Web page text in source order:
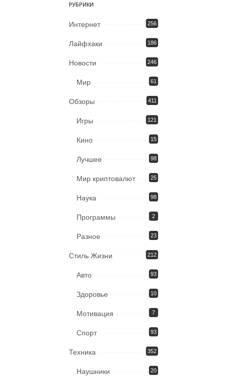
РУБРИКИ
Интернет 256
Лайфхаки 186
Новости 246
Мир 61
Обзоры 411
Игры 121
Кино 15
Лучшее 98
Мир криптовалют 25
Наука 98
Программы 2
Разное 23
Стиль Жизни 212
Авто 93
Здоровье 10
Мотивация 7
Спорт 93
Техника 352
Наушники 20